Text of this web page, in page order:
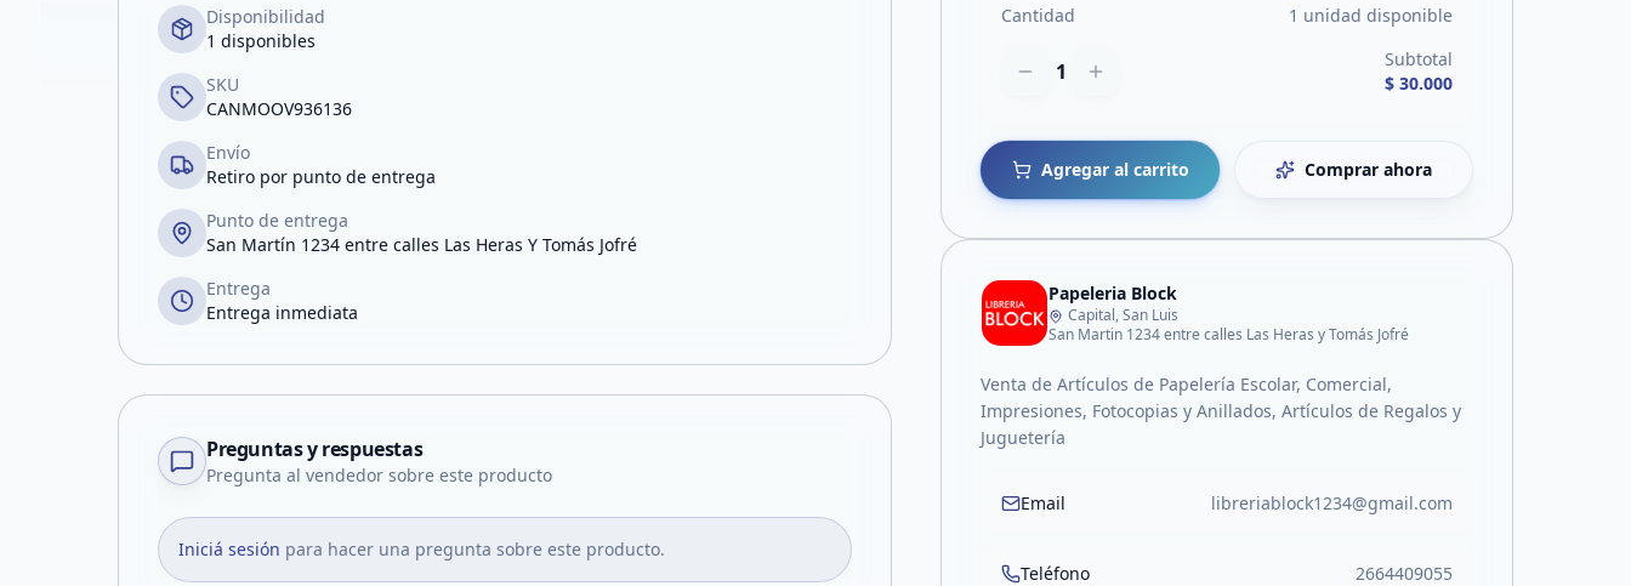
Disponibilidad
1 disponibles
SKU
CANMOOV936136
Envío
Retiro por punto de entrega
Punto de entrega
San Martín 1234 entre calles Las Heras Y Tomás Jofré
Entrega
Entrega inmediata
Preguntas y respuestas
Pregunta al vendedor sobre este producto
Iniciá sesión para hacer una pregunta sobre este producto.
Cantidad 1 unidad disponible
1
Subtotal
$ 30.000
Agregar al carrito Comprar ahora
Papeleria Block
Capital, San Luis
San Martin 1234 entre calles Las Heras y Tomás Jofré
Venta de Artículos de Papelería Escolar, Comercial,
Impresiones, Fotocopias y Anillados, Artículos de Regalos y
Juguetería
Email libreriablock1234@gmail.com
Teléfono 2664409055